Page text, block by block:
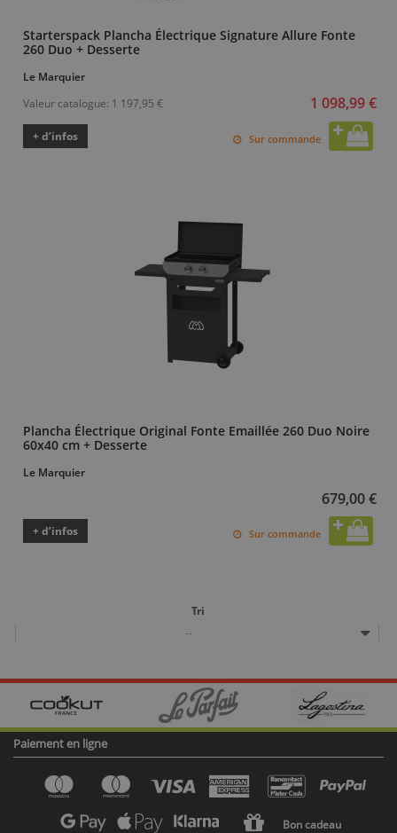
Starterspack Plancha Électrique Signature Allure Fonte
260 Duo + Desserte
Le Marquier
Valeur catalogue: 1 197,95 € 1 098,99 €
+ d’infos Sur commande
Plancha Électrique Original Fonte Emaillée 260 Duo Noire
60x40 cm + Desserte
Le Marquier
679,00 €
+ d’infos Sur commande
Tri
--
Paiement en ligne
Bon cadeau